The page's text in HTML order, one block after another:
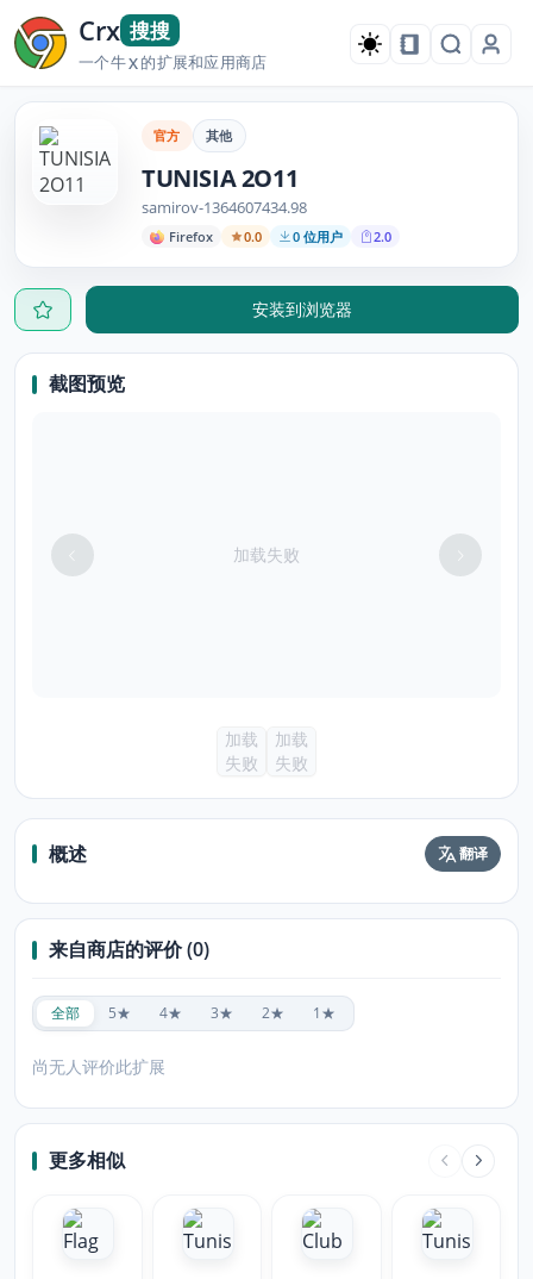
Crx 搜搜
一个牛X的扩展和应用商店
官方 其他
TUNISIA 2O11
samirov-1364607434.98
Firefox 0.0 0 位用户 2.0
安装到浏览器
截图预览
加载失败
加载
失败
加载
失败
概述 翻译
来自商店的评价 (0)
全部 5★ 4★ 3★ 2★ 1★
尚无人评价此扩展
更多相似